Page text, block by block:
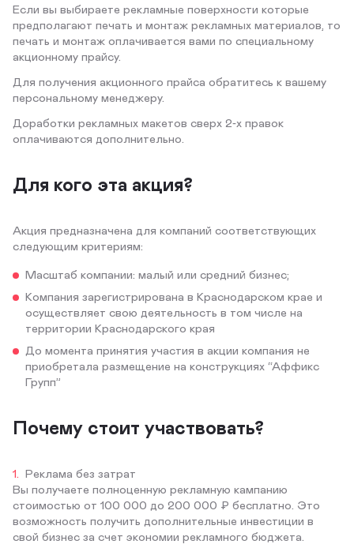
Если вы выбираете рекламные поверхности которые
предполагают печать и монтаж рекламных материалов, то
печать и монтаж оплачивается вами по специальному
акционному прайсу.
Для получения акционного прайса обратитесь к вашему
персональному менеджеру.
Доработки рекламных макетов сверх 2‑х правок
оплачиваются дополнительно.
Для кого эта акция?
Акция предназначена для компаний соответствующих
следующим критериям:
Масштаб компании: малый или средний бизнес;
Компания зарегистрирована в Краснодарском крае и
осуществляет свою деятельность в том числе на
территории Краснодарского края
До момента принятия участия в акции компания не
приобретала размещение на конструкциях “Аффикс
Групп”
Почему стоит участвовать?
Реклама без затрат
Вы получаете полноценную рекламную кампанию
стоимостью от 100 000 до 200 000 ₽ бесплатно. Это
возможность получить дополнительные инвестиции в
свой бизнес за счет экономии рекламного бюджета.